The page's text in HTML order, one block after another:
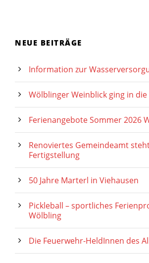
NEUE BEITRÄGE
Information zur
Wölblinger Weinblick ging in
Ferienangebote Sommer 2026
Renoviertes Gemeindeamt
Fertigstellung
50 Jahre Marterl in Viehausen
Pickleball – sportliches
Wölbling
Die Feuerwehr-HeldInnen des